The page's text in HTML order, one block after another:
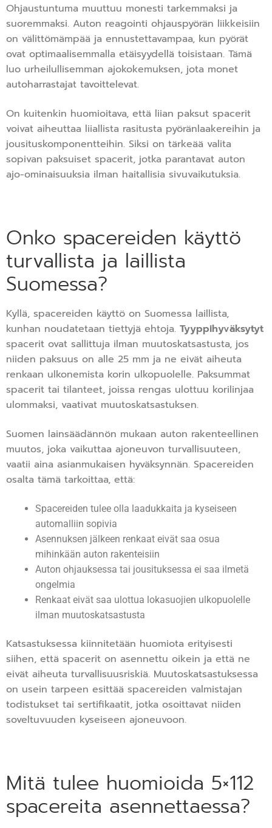
Ohjaustuntuma muuttuu monesti tarkemmaksi ja
suoremmaksi. Auton reagointi ohjauspyörän liikkeisiin
on välittömämpää ja ennustettavampaa, kun pyörät
ovat optimaalisemmalla etäisyydellä toisistaan. Tämä
luo urheilullisemman ajokokemuksen, jota monet
autoharrastajat tavoittelevat.
On kuitenkin huomioitava, että liian paksut spacerit
voivat aiheuttaa liiallista rasitusta pyöränlaakereihin ja
jousituskomponentteihin. Siksi on tärkeää valita
sopivan paksuiset spacerit, jotka parantavat auton
ajo-ominaisuuksia ilman haitallisia sivuvaikutuksia.
Onko spacereiden käyttö
turvallista ja laillista
Suomessa?
Kyllä, spacereiden käyttö on Suomessa laillista,
kunhan noudatetaan tiettyjä ehtoja. Tyyppihyväksytyt
spacerit ovat sallittuja ilman muutoskatsastusta, jos
niiden paksuus on alle 25 mm ja ne eivät aiheuta
renkaan ulkonemista korin ulkopuolelle. Paksummat
spacerit tai tilanteet, joissa rengas ulottuu korilinjaa
ulommaksi, vaativat muutoskatsastuksen.
Suomen lainsäädännön mukaan auton rakenteellinen
muutos, joka vaikuttaa ajoneuvon turvallisuuteen,
vaatii aina asianmukaisen hyväksynnän. Spacereiden
osalta tämä tarkoittaa, että:
Spacereiden tulee olla laadukkaita ja kyseiseen
automalliin sopivia
Asennuksen jälkeen renkaat eivät saa osua
mihinkään auton rakenteisiin
Auton ohjauksessa tai jousituksessa ei saa ilmetä
ongelmia
Renkaat eivät saa ulottua lokasuojien ulkopuolelle
ilman muutoskatsastusta
Katsastuksessa kiinnitetään huomiota erityisesti
siihen, että spacerit on asennettu oikein ja että ne
eivät aiheuta turvallisuusriskiä. Muutoskatsastuksessa
on usein tarpeen esittää spacereiden valmistajan
todistukset tai sertifikaatit, jotka osoittavat niiden
soveltuvuuden kyseiseen ajoneuvoon.
Mitä tulee huomioida 5×112
spacereita asennettaessa?